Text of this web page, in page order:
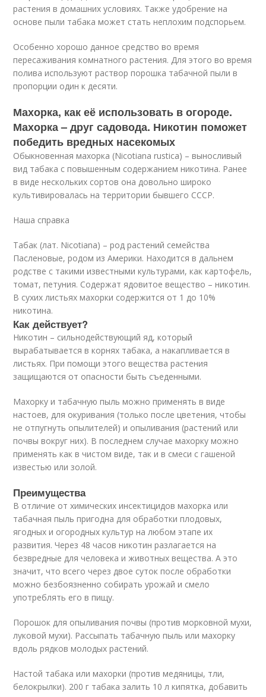
растения в домашних условиях. Также удобрение на
основе пыли табака может стать неплохим подспорьем.
Особенно хорошо данное средство во время
пересаживания комнатного растения. Для этого во время
полива используют раствор порошка табачной пыли в
пропорции один к десяти.
Махорка, как её использовать в огороде.
Махорка – друг садовода. Никотин поможет
победить вредных насекомых
Обыкновенная махорка (Nicotiana rustica) – выносливый
вид табака с повышенным содержанием никотина. Ранее
в виде нескольких сортов она довольно широко
культивировалась на территории бывшего СССР.
Наша справка
Табак (лат. Nicotiаna) – род растений семейства
Пасленовые, родом из Америки. Находится в дальнем
родстве с такими известными культурами, как картофель,
томат, петуния. Содержат ядовитое вещество – никотин.
В сухих листьях махорки содержится от 1 до 10%
никотина.
Как действует?
Никотин – сильнодействующий яд, который
вырабатывается в корнях табака, а накапливается в
листьях. При помощи этого вещества растения
защищаются от опасности быть съеденными.
Махорку и табачную пыль можно применять в виде
настоев, для окуривания (только после цветения, чтобы
не отпугнуть опылителей) и опыливания (растений или
почвы вокруг них). В последнем случае махорку можно
применять как в чистом виде, так и в смеси с гашеной
известью или золой.
Преимущества
В отличие от химических инсектицидов махорка или
табачная пыль пригодна для обработки плодовых,
ягодных и огородных культур на любом этапе их
развития. Через 48 часов никотин разлагается на
безвредные для человека и животных вещества. А это
значит, что всего через двое суток после обработки
можно безбоязненно собирать урожай и смело
употреблять его в пищу.
Порошок для опыливания почвы (против морковной мухи,
луковой мухи). Рассыпать табачную пыль или махорку
вдоль рядков молодых растений.
Настой табака или махорки (против медяницы, тли,
белокрылки). 200 г табака залить 10 л кипятка, добавить